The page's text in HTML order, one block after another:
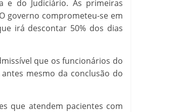
e do Judiciário. As primeiras
governo comprometeu-se em
irá descontar 50% dos dias
que os funcionários do
mesmo da conclusão do
que atendem pacientes com